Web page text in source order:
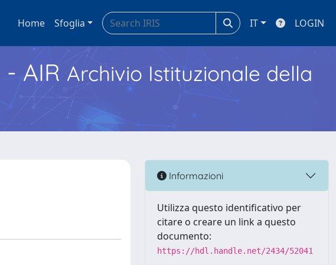
Home Sfoglia IT LOGIN
- AIR Archivio Istituzionale della
Informazioni
Utilizza questo identificativo per
citare o creare un link a questo
documento:
https://hdl.handle.net/2434/52041